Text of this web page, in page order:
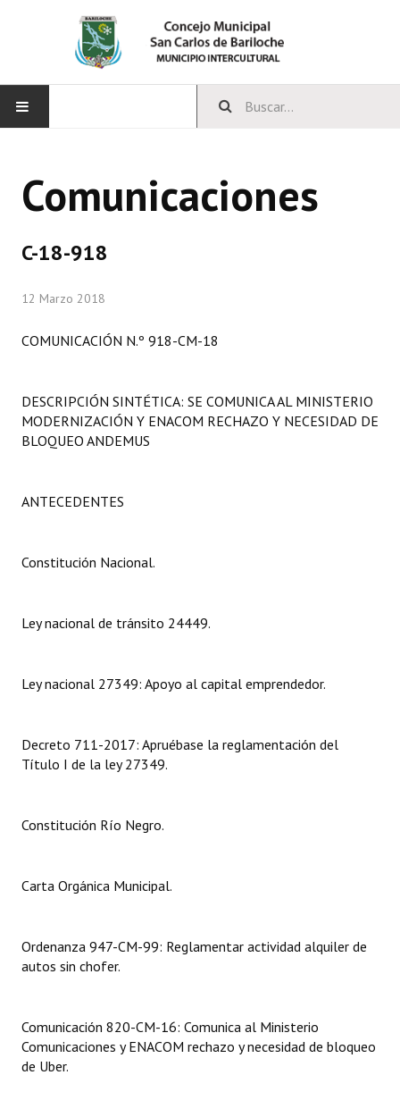
CONCEJO
Comisiones Especiales
Programas
Constitución Nacional
Carta Orgánica 2007
Organigrama
Informes de Gestión
Dictámenes Asesoría Letrada
Ejecución Presupuestaria
NORMATIVA
Comunicaciones
Comunicaciones
C-18-918
12 Marzo 2018
COMUNICACIÓN N.º 918-CM-18
DESCRIPCIÓN SINTÉTICA: SE COMUNICA AL MINISTERIO
MODERNIZACIÓN Y ENACOM RECHAZO Y NECESIDAD DE
BLOQUEO ANDEMUS
ANTECEDENTES
Constitución Nacional.
Ley nacional de tránsito 24449.
Ley nacional 27349: Apoyo al capital emprendedor.
Decreto 711-2017: Apruébase la reglamentación del
Título I de la ley 27349.
Constitución Río Negro.
Carta Orgánica Municipal.
Ordenanza 947-CM-99: Reglamentar actividad alquiler de
autos sin chofer.
Comunicación 820-CM-16: Comunica al Ministerio
Comunicaciones y ENACOM rechazo y necesidad de bloqueo
de Uber.